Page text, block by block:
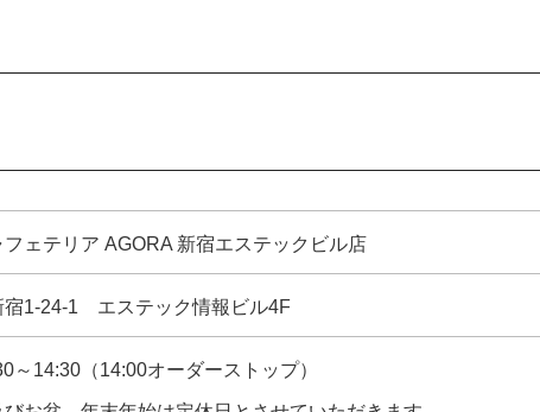
フェテリア AGORA 新宿エステックビル店
宿1-24-1 エステック情報ビル4F
～14:30（14:00オーダーストップ）